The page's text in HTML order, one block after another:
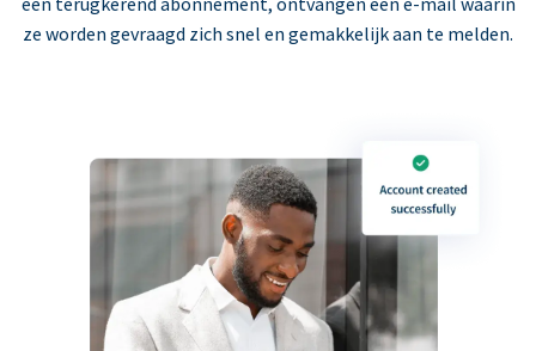
ze worden gevraagd zich snel en gemakkelijk aan te melden.